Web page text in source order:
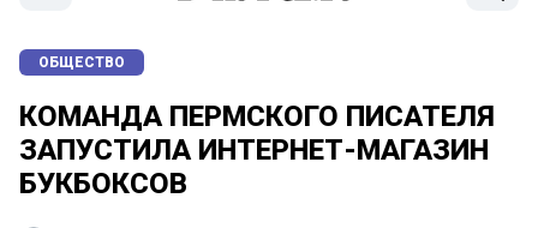
ОБЩЕСТВО
КОМАНДА ПЕРМСКОГО ПИСАТЕЛЯ
ЗАПУСТИЛА ИНТЕРНЕТ-МАГАЗИН
БУКБОКСОВ